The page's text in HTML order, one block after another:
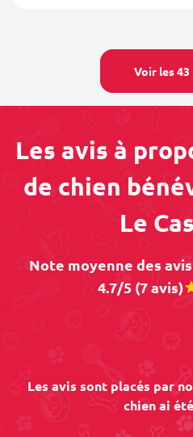
Voir les
Les avis à
de chien
Le
Note moyenne des
4.7/5 (7 avis)
Les avis sont placés par
chien ai